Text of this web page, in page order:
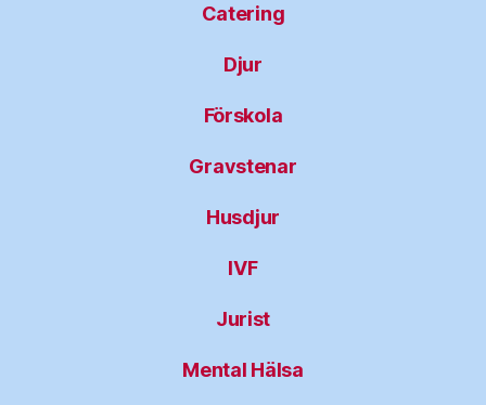
Catering
Djur
Förskola
Gravstenar
Husdjur
IVF
Jurist
Mental Hälsa